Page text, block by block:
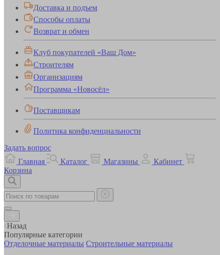
Доставка и подъем
Способы оплаты
Возврат и обмен
Клуб покупателей «Ваш Дом»
Строителям
Организациям
Программа «Новосёл»
Поставщикам
Политика конфиденциальности
Задать вопрос
Главная
Каталог Магазины
Кабинет
Корзина
Назад
Популярные категории
Отделочные материалы Строительные материалы